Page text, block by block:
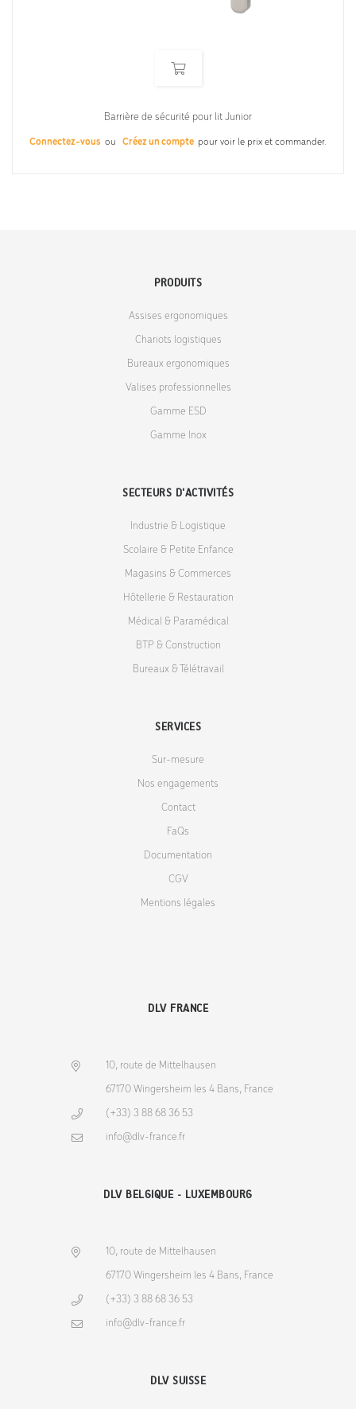
Barrière de sécurité pour lit Junior
Connectez-vous ou Créez un compte pour voir le prix et commander.
PRODUITS
Assises ergonomiques
Chariots logistiques
Bureaux ergonomiques
Valises professionnelles
Gamme ESD
Gamme Inox
SECTEURS D'ACTIVITÉS
Industrie & Logistique
Scolaire & Petite Enfance
Magasins & Commerces
Hôtellerie & Restauration
Médical & Paramédical
BTP & Construction
Bureaux & Télétravail
SERVICES
Sur-mesure
Nos engagements
Contact
FaQs
Documentation
CGV
Mentions légales
DLV FRANCE
10, route de Mittelhausen
67170 Wingersheim les 4 Bans, France
(+33) 3 88 68 36 53
info@dlv-france.fr
DLV BELGIQUE - LUXEMBOURG
10, route de Mittelhausen
67170 Wingersheim les 4 Bans, France
(+33) 3 88 68 36 53
info@dlv-france.fr
DLV SUISSE